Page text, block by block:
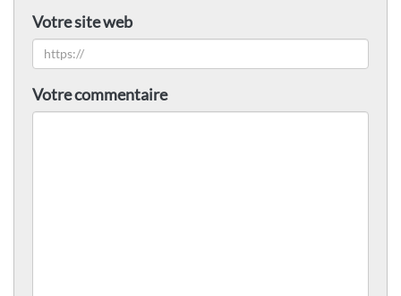
Votre site web
Votre commentaire